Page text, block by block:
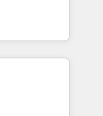
across
short by
execution to
As the
architecture,